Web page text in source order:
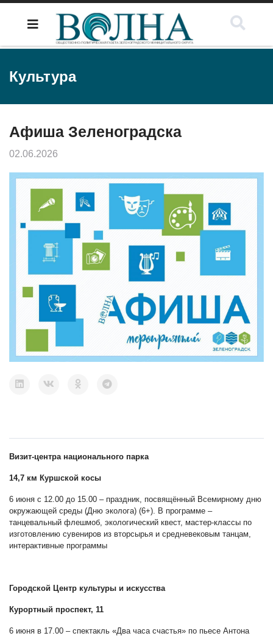
Культура
Афиша Зеленоградска
02.06.2026
Визит-центра национального парка
14,7 км Куршской косы
6 июня с 12.00 до 15.00 – праздник, посвящённый Всемирному дню
окружающей среды (Дню эколога) (6+). В программе –
танцевальный флешмоб, экологический квест, мастер-классы по
изготовлению сувениров из вторсырья и средневековым танцам,
интерактивные программы
Городской Центр культуры и искусства
Курортный проспект, 11
6 июня в 17.00 – спектакль «Два часа счастья» по пьесе Антона